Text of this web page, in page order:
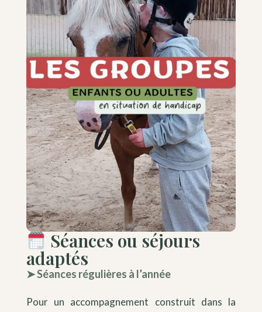
Séances ou séjours
adaptés
➤Séances régulières à l’année
Pour un accompagnement construit dans la